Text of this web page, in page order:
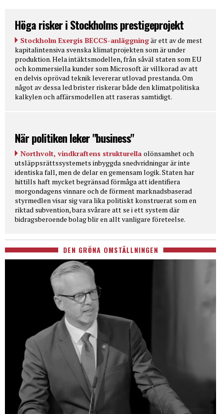
Höga risker i Stockholms prestigeprojekt
Stockholm Exergis BECCS-anläggningär ett av de mest
kapitalintensiva svenska klimatprojekten som är under
produktion. Hela intäktsmodellen, från såväl staten som EU
och kommersiella kunder som Microsoft är villkorad av att
en delvis oprövad teknik levererar utlovad prestanda. Om
något av dessa led brister riskerar både den klimatpolitiska
kalkylen och affärsmodellen att raseras samtidigt.
När politiken leker "business"
Northvolt, vindkraftens strukturella olönsamhet och
utsläppsrättssystemets inbyggda snedvridningar är inte
identiska fall, men de delar en gemensam logik. Staten har
hittills haft mycket begränsad förmåga att identifiera
morgondagens vinnare och de förment marknadsbaserad
styrmedlen visar sig vara lika politiskt konstruerat som en
riktad subvention, bara svårare att se i ett system där
bidragsberoende bolag blir en allt vanligare företeelse.
DEN GRÖNA OMSTÄLLNINGEN